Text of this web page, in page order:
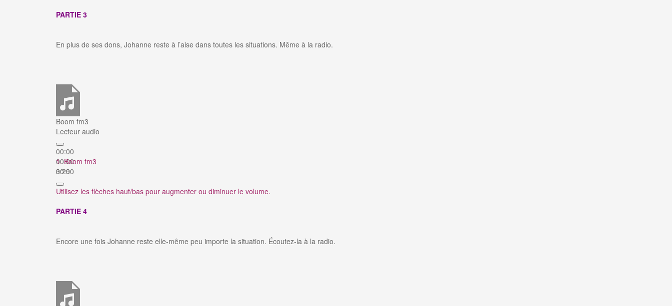
PARTIE 3
En plus de ses dons, Johanne reste à l’aise dans toutes les situations. Même à la radio.
Boom fm3
Lecteur audio
00:00
00:00
00:00
Utilisez les flèches haut/bas pour augmenter ou diminuer le volume.
1. Boom fm3
3:29
PARTIE 4
Encore une fois Johanne reste elle-même peu importe la situation. Écoutez-la à la radio.